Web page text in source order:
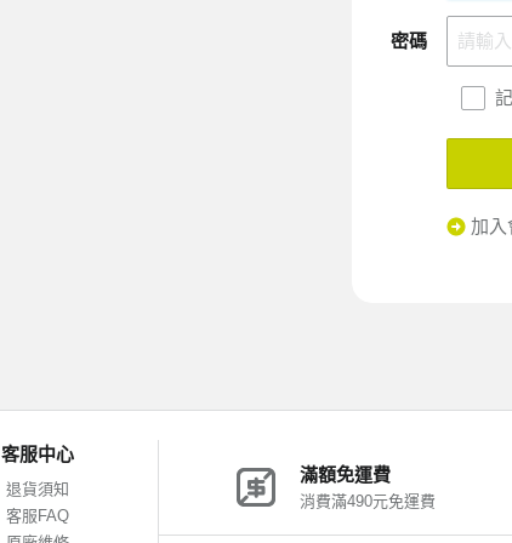
密碼
加入
客服中心
退貨須知
客服FAQ
滿額免運費
消費滿490元免運費